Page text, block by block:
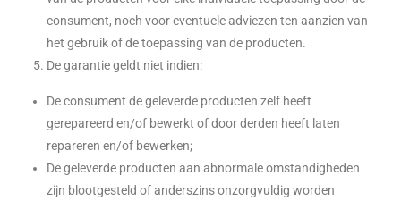
consument, noch voor eventuele adviezen ten aanzien van
het gebruik of de toepassing van de producten.
De garantie geldt niet indien:
De consument de geleverde producten zelf heeft
gerepareerd en/of bewerkt of door derden heeft laten
repareren en/of bewerken;
De geleverde producten aan abnormale omstandigheden
zijn blootgesteld of anderszins onzorgvuldig worden